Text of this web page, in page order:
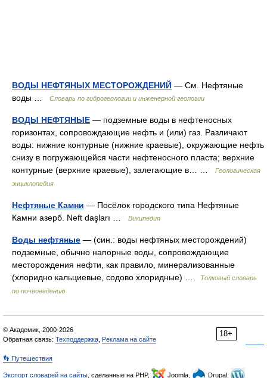
ВОДЫ НЕФТЯНЫХ МЕСТОРОЖДЕНИЙ — См. Нефтяные
воды …
Словарь по гидрогеологии и инженерной геологии
ВОДЫ НЕФТЯНЫЕ — подземные воды в нефтеносных
горизонтах, сопровождающие нефть и (или) газ. Различают
воды: нижние контурные (нижние краевые), окружающие нефть
снизу в погружающейся части нефтеносного пласта; верхние
контурные (верхние краевые), залегающие в… …
Геологическая
энциклопедия
Нефтяные Камни — Посёлок городского типа Нефтяные
Камни азерб. Neft daşları …
Википедия
Воды нефтяные — (син.: воды нефтяных месторождений)
подземные, обычно напорные воды, сопровождающие
месторождения нефти, как правило, минерализованные
(хлоридно кальциевые, содово хлоридные) …
Толковый словарь
по почвоведению
18+
© Академик, 2000-2026
Обратная связь: Техподдержка Реклама на сайте
👣 Путешествия
Экспорт словарей на сайты , сделанные на PHP, Joomla, Drupal,